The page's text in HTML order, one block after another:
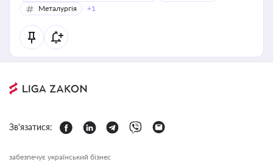
Металургія
+1
Зв'язатися:
забезпечує український бізнес